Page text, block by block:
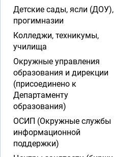
Детские сады, ясли (ДОУ),
прогимназии
Колледжи, техникумы,
училища
Окружные управления
образования и дирекции
(присоединено к
Департаменту
образования)
ОСИП (Окружные службы
информационной
поддержки)